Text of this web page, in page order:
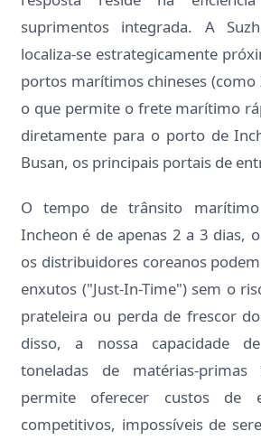
suprimentos integrada. A
localiza-se estrategicamente
portos marítimos chineses (como
o que permite o frete marítimo
diretamente para o porto de
Busan, os principais portais de
O tempo de trânsito
Incheon é de apenas 2 a 3 dias,
os distribuidores coreanos
enxutos ("Just-In-Time") sem o
prateleira ou perda de frescor
disso, a nossa capacidade
toneladas de matérias-primas
permite oferecer custos de
competitivos, impossíveis de